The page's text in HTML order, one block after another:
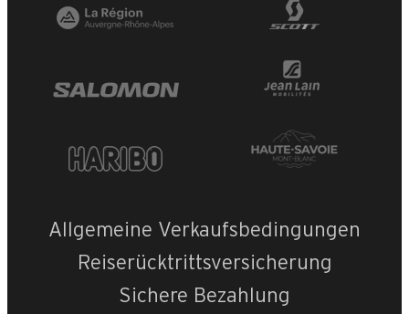
Allgemeine Verkaufsbedingungen
Reiserücktrittsversicherung
Sichere Bezahlung